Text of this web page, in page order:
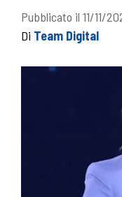
Pubblicato il 11/11/
Di Team Digital